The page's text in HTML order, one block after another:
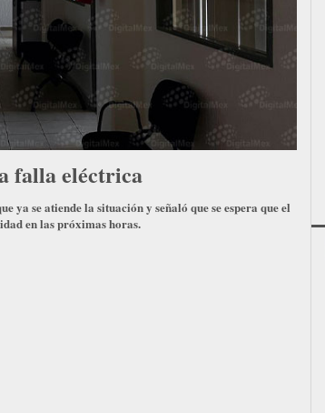
falla eléctrica
ya se atiende la situación y señaló que se espera que el
en las próximas horas.